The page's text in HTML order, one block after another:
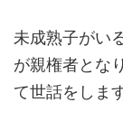
未成熟子がい
が親権者とな
て世話をします